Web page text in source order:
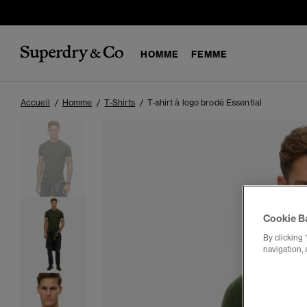
HOMME FEMME
Accueil Homme T-Shirts T-shirt à logo brodé Essential
Cookie
By clicking
navigation,